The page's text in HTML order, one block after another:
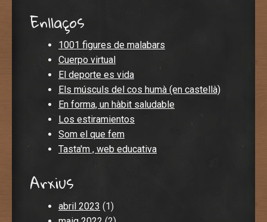
Enllaços
1001 figures de malabars
Cuerpo virtual
El deporte es vida
Els músculs del cos humà (en castellà)
En forma, un hàbit saludable
Los estiramientos
Som el que fem
Tasta'm , web educativa
Arxius
abril 2023 (1)